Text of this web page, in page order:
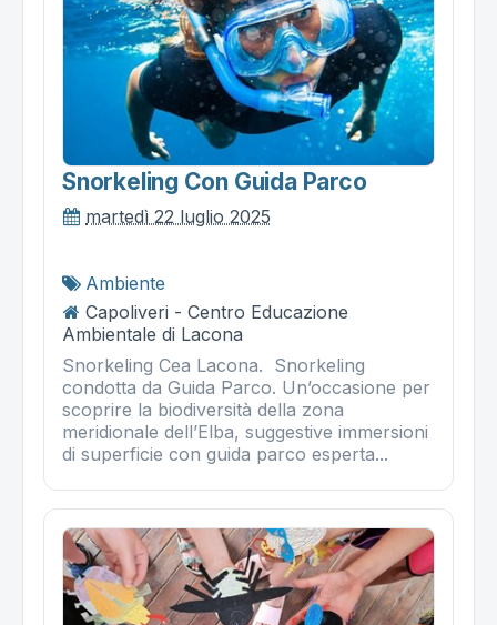
Snorkeling Con Guida Parco
martedì 22 luglio 2025
Ambiente
Capoliveri - Centro Educazione
Ambientale di Lacona
Snorkeling Cea Lacona. Snorkeling
condotta da Guida Parco. Un’occasione per
scoprire la biodiversità della zona
meridionale dell’Elba, suggestive immersioni
di superficie con guida parco esperta...